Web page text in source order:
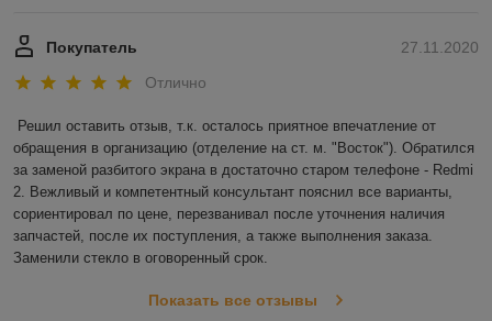
27.11.2020
Покупатель
Отлично
Решил оставить отзыв, т.к. осталось приятное впечатление от
обращения в организацию (отделение на ст. м. "Восток"). Обратился
за заменой разбитого экрана в достаточно старом телефоне - Redmi
2. Вежливый и компетентный консультант пояснил все варианты,
сориентировал по цене, перезванивал после уточнения наличия
запчастей, после их поступления, а также выполнения заказа.
Заменили стекло в оговоренный срок.
Показать все отзывы